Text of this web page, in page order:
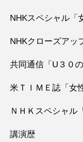
NHKスペシャル「
NHKクローズアッ
共同通信「U３０の
米ＴＩＭＥ誌「女
ＮＨＫスペシャル
講演歴